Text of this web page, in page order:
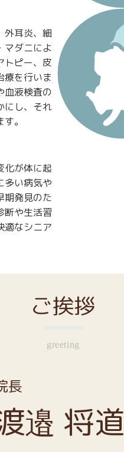
外耳炎、細
マダニによ
トピー、皮
療を行いま
血液検査の
にし、それ
。
化が体に起
多い病気や
期発見のた
断や生活習
適なシニア
ご挨拶
greeting
長
邉 将道